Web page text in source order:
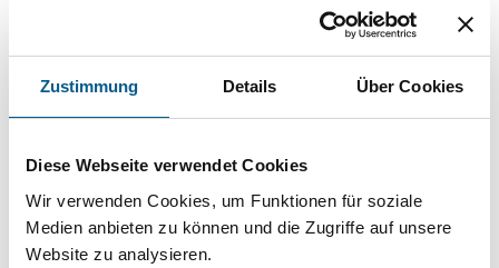
Zustimmung Details Über Cookies
Diese Webseite verwendet Cookies
Wir verwenden Cookies, um Funktionen für soziale
Medien anbieten zu können und die Zugriffe auf unsere
Website zu analysieren.
Sie suchen finanzielle Unterstützung für ein
Projekt oder ein Vorhaben? Hier können Sie
Stiftungsdatenbank recherchieren. Bei der
Suche bitte die Groß- und Kleinschreibung
beachten.